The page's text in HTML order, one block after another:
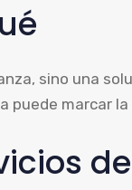
sino una
puede